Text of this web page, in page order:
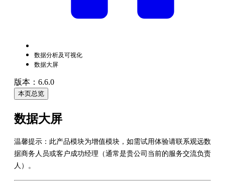
数据分析及可视化
数据大屏
版本：6.6.0
本页总览
数据大屏
温馨提示：此产品模块为增值模块，如需试用体验请联系观远数
据商务人员或客户成功经理（通常是贵公司当前的服务交流负责
人）。